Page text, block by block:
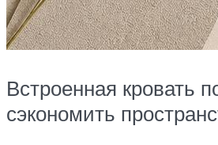
Встроенная кровать
сэкономить